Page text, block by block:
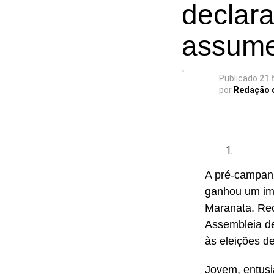
Adriano
Mãe Su
Renato
Wesley
Mãe
O PSOL
Segundo a
causa, sendo
Publicado 21
por Redação
A pré-
ganhou um
Maranata.
Assembleia
às eleições
Jovem,